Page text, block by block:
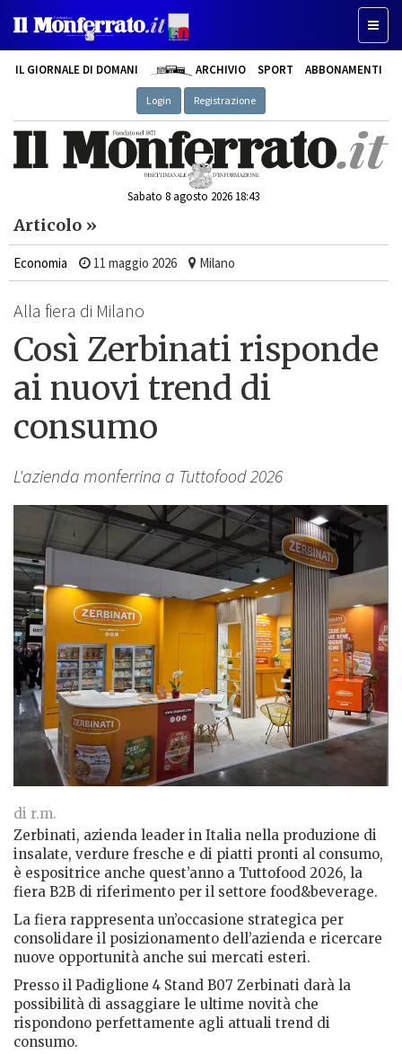
IL GIORNALE DI DOMANI ARCHIVIO SPORT ABBONAMENTI
Login Registrazione
Sabato 8 agosto 2026 18:43
Articolo »
Economia 11 maggio 2026 Milano
Alla fiera di Milano
Così Zerbinati risponde
ai nuovi trend di
consumo
L'azienda monferrina a Tuttofood 2026
di r.m.
Zerbinati, azienda leader in Italia nella produzione di
insalate, verdure fresche e di piatti pronti al consumo,
è espositrice anche quest’anno a Tuttofood 2026, la
fiera B2B di riferimento per il settore food&beverage.
La fiera rappresenta un’occasione strategica per
consolidare il posizionamento dell’azienda e ricercare
nuove opportunità anche sui mercati esteri.
Presso il Padiglione 4 Stand B07 Zerbinati darà la
possibilità di assaggiare le ultime novità che
rispondono perfettamente agli attuali trend di
consumo.